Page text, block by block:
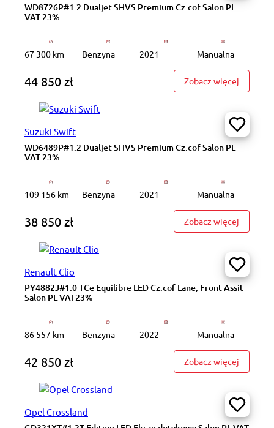
WD8726P#1.2 Dualjet SHVS Premium Cz.cof Salon PL
VAT 23%
67 300 km Benzyna 2021 Manualna
44 850 zł Zobacz więcej
Suzuki Swift
WD6489P#1.2 Dualjet SHVS Premium Cz.cof Salon PL
VAT 23%
109 156 km Benzyna 2021 Manualna
38 850 zł Zobacz więcej
Renault Clio
PY4882J#1.0 TCe Equilibre LED Cz.cof Lane, Front Assit
Salon PL VAT23%
86 557 km Benzyna 2022 Manualna
42 850 zł Zobacz więcej
Opel Crossland